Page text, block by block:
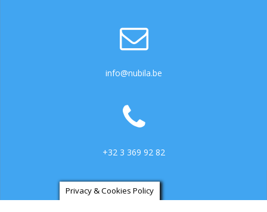
info@nubila.be
+32 3 369 92 82
Privacy & Cookies Policy